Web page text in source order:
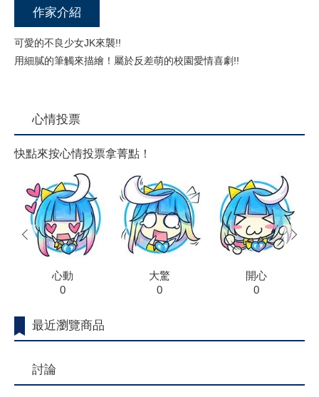
作家介紹
可愛的不良少女JK來襲!!
用細膩的筆觸來描繪！屬於反差萌的校園愛情喜劇!!
心情投票
快點來按心情投票拿菁點！
心動
0
大驚
0
開心
0
prev next
最近瀏覽商品
討論